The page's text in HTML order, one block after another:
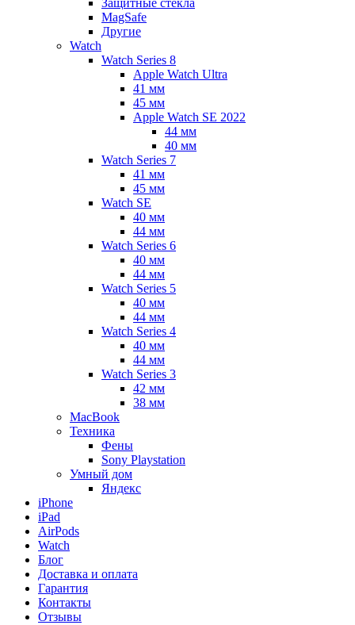
Защитные стекла
MagSafe
Другие
Watch
Watch Series 8
Apple Watch Ultra
41 мм
45 мм
Apple Watch SE 2022
44 мм
40 мм
Watch Series 7
41 мм
45 мм
Watch SE
40 мм
44 мм
Watch Series 6
40 мм
44 мм
Watch Series 5
40 мм
44 мм
Watch Series 4
40 мм
44 мм
Watch Series 3
42 мм
38 мм
MacBook
Техника
Фены
Sony Playstation
Умный дом
Яндекс
iPhone
iPad
AirPods
Watch
Блог
Доставка и оплата
Гарантия
Контакты
Отзывы